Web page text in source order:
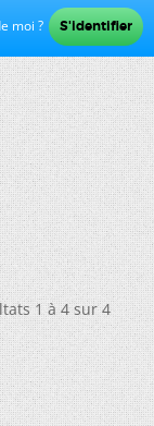
moi ?
1 à 4 sur 4